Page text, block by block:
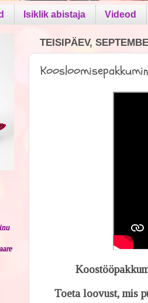
Isiklik abistaja Videod
TEISIPÄEV,
Toeta loovust, mis